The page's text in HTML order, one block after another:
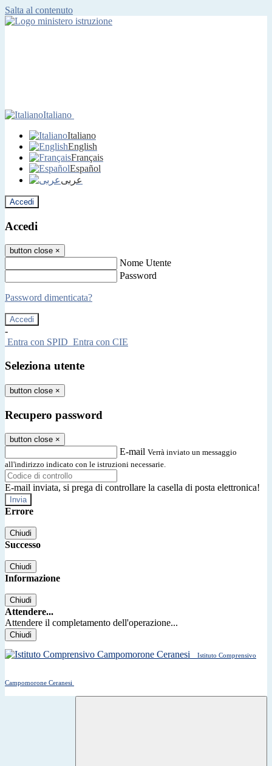
Salta al contenuto
Italiano
Italiano
English
Français
Español
عربى
Accedi
Accedi
button close ×
Nome Utente
Password
Password dimenticata?
-
Entra con SPID Entra con CIE
Seleziona utente
button close ×
Recupero password
button close ×
E-mail Verrà inviato un messaggio
all'indirizzo indicato con le istruzioni necessarie.
E-mail inviata, si prega di controllare la casella di posta elettronica!
Errore
Chiudi
Successo
Chiudi
Informazione
Chiudi
Attendere...
Attendere il completamento dell'operazione...
Chiudi
Istituto Comprensivo
Campomorone Ceranesi